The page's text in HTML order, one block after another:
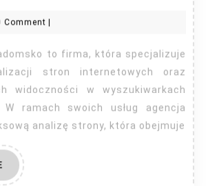
Comment |
stron internetowych oraz
widoczności w wyszukiwarkach
W ramach swoich usług agencja
analizę strony, która obejmuje
READ
MORE